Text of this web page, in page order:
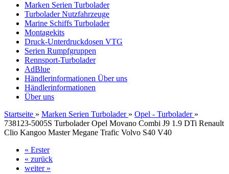
Marken Serien Turbolader
Turbolader Nutzfahrzeuge
Marine Schiffs Turbolader
Montagekits
Druck-Unterdruckdosen VTG
Serien Rumpfgruppen
Rennsport-Turbolader
AdBlue
Händlerinformationen Über uns
Händlerinformationen
Über uns
Startseite » Marken Serien Turbolader » Opel - Turbolader »
738123-5005S Turbolader Opel Movano Combi J9 1.9 DTi Renault
Clio Kangoo Master Megane Trafic Volvo S40 V40
« Erster
« zurück
weiter »